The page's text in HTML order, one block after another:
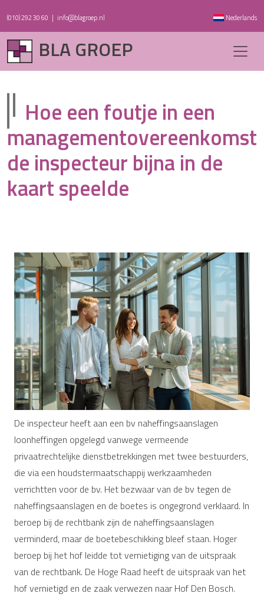
(010) 292 30 60 | info@blagroep.nl Nederlands
BLA GROEP
Hoe een foutje in een
managementovereenkomst
de inspecteur bijna in de
kaart speelde
De inspecteur heeft aan een bv naheffingsaanslagen
loonheffingen opgelegd vanwege vermeende
privaatrechtelijke dienstbetrekkingen met twee bestuurders,
die via een houdstermaatschappij werkzaamheden
verrichtten voor de bv. Het bezwaar van de bv tegen de
naheffingsaanslagen en de boetes is ongegrond verklaard. In
beroep bij de rechtbank zijn de naheffingsaanslagen
verminderd, maar de boetebeschikking bleef staan. Hoger
beroep bij het hof leidde tot vernietiging van de uitspraak
van de rechtbank. De Hoge Raad heeft de uitspraak van het
hof vernietigd en de zaak verwezen naar Hof Den Bosch.